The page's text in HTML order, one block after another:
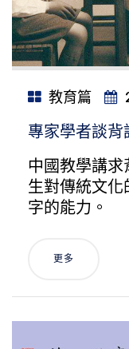
教育篇
專家學者談背
中國教學講
生對傳統文
字的能力。
更多